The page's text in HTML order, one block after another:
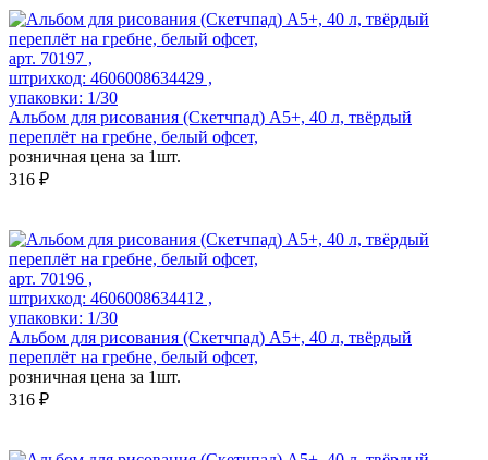
арт. 70197 ,
штрихкод: 4606008634429 ,
упаковки: 1/30
Альбом для рисования (Скетчпад) А5+, 40 л, твёрдый
переплёт на гребне, белый офсет,
розничная цена за 1шт.
316 ₽
арт. 70196 ,
штрихкод: 4606008634412 ,
упаковки: 1/30
Альбом для рисования (Скетчпад) А5+, 40 л, твёрдый
переплёт на гребне, белый офсет,
розничная цена за 1шт.
316 ₽